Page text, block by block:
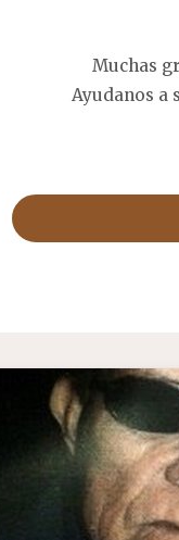
Muchas
Ayudanos a